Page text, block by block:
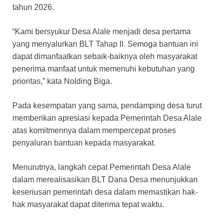
tahun 2026.
“Kami bersyukur Desa Alale menjadi desa pertama
yang menyalurkan BLT Tahap II. Semoga bantuan ini
dapat dimanfaatkan sebaik-baiknya oleh masyarakat
penerima manfaat untuk memenuhi kebutuhan yang
prioritas,” kata Nolding Biga.
Pada kesempatan yang sama, pendamping desa turut
memberikan apresiasi kepada Pemerintah Desa Alale
atas komitmennya dalam mempercepat proses
penyaluran bantuan kepada masyarakat.
Menurutnya, langkah cepat Pemerintah Desa Alale
dalam merealisasikan BLT Dana Desa menunjukkan
keseriusan pemerintah desa dalam memastikan hak-
hak masyarakat dapat diterima tepat waktu.